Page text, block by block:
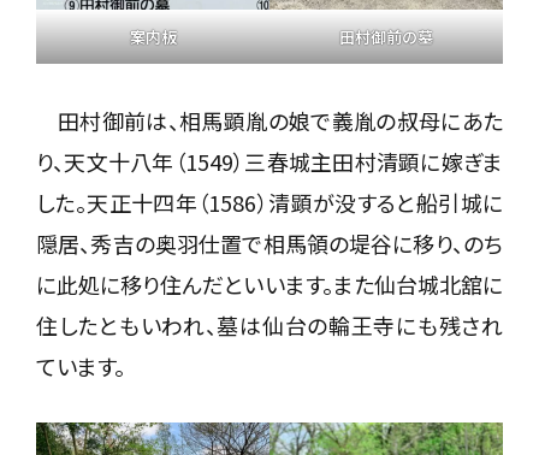
案内板 田村御前の墓
田村御前は、相馬顕胤の娘で義胤の叔母にあた
り、天文十八年（1549）三春城主田村清顕に嫁ぎま
した。天正十四年（1586）清顕が没すると船引城に
隠居、秀吉の奥羽仕置で相馬領の堤谷に移り、のち
に此処に移り住んだといいます。また仙台城北舘に
住したともいわれ、墓は仙台の輪王寺にも残され
ています。